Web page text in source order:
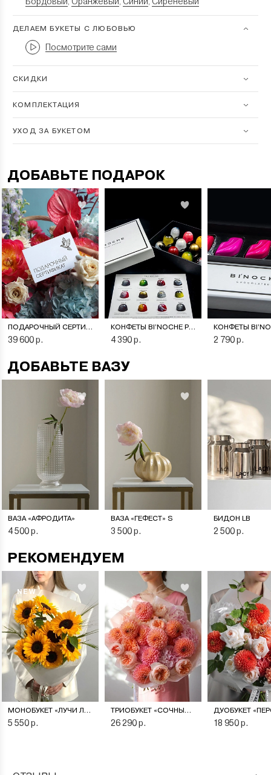
, , ,
ДЕЛАЕМ БУКЕТЫ С ЛЮБОВЬЮ
Посмотрите сами
СКИДКИ
КОМПЛЕКТАЦИЯ
УХОД ЗА БУКЕТОМ
ДОБАВЬТЕ ПОДАРОК
ПОДАРОЧНЫЙ СЕРТИФИКАТ НА ЦВЕТОЧНУЮ ПОДПИСКУ
39 600 р.
КОНФЕТЫ BI’NOCHE PREMIERE
4 390 р. 2 790 р.
ДОБАВЬТЕ ВАЗУ
ВАЗА «АФРОДИТА»
4 500 р.
ВАЗА «ГЕФЕСТ» S
3 500 р.
БИДОН LB
2 500 р.
РЕКОМЕНДУЕМ
NEW
МОНОБУКЕТ «ЛУЧИ ЛЕТА»
5 550 р.
ТРИОБУКЕТ «СОЧНЫЙ ПЕРСИК»
26 290 р. 18 950 р.